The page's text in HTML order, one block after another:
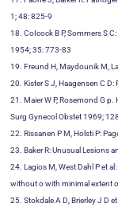
1; 48: 825-9
18. CoIcock B P, Sommers S
1954; 35: 773-83
19. Freund H, Maydounik M,
20. Kister S J, Haagensen C
21. Maier W P, Rosemond G p.
Surg Gynecol Obstet 1969;
22. Rissanen P M, Holsti P:
23. Baker R: Unusual Lesions
24. Lagios M, West Dahl P et
without o with minimal extent
25. Stokdale A D, Brierley J D